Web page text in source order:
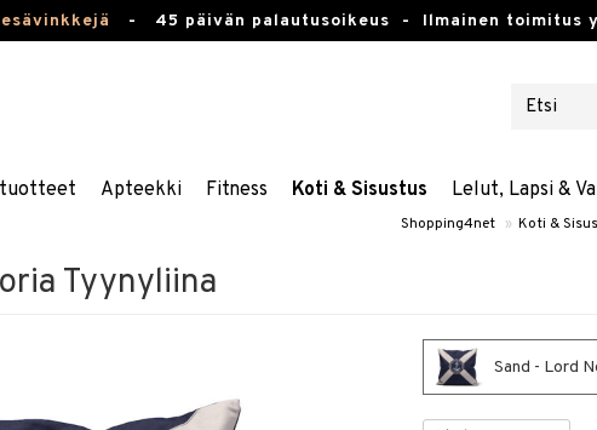
- 45 päivän palautusoikeus - Ilmainen toimitus
Apteekki Fitness Koti & Sisustus Lelut, Lapsi &
Shopping4net » Koti &
Tyynyliina
Sand - Lord